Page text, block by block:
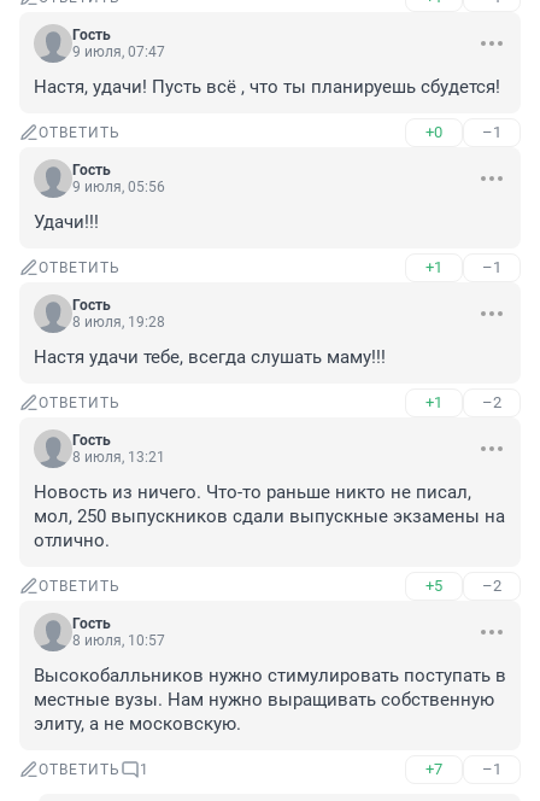
Гость
9 июля, 07:47
Настя, удачи! Пусть всё , что ты планируешь сбудется!
ОТВЕТИТЬ +0 –1
Гость
9 июля, 05:56
Удачи!!!
ОТВЕТИТЬ +1 –1
Гость
8 июля, 19:28
Настя удачи тебе, всегда слушать маму!!!
ОТВЕТИТЬ +1 –2
Гость
8 июля, 13:21
Новость из ничего. Что-то раньше никто не писал,
мол, 250 выпускников сдали выпускные экзамены на
отлично.
ОТВЕТИТЬ +5 –2
Гость
8 июля, 10:57
Высокобалльников нужно стимулировать поступать в
местные вузы. Нам нужно выращивать собственную
элиту, а не московскую.
ОТВЕТИТЬ 1 +7 –1